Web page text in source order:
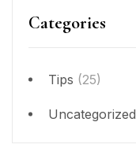
Categories
Tips (25)
Uncategorized